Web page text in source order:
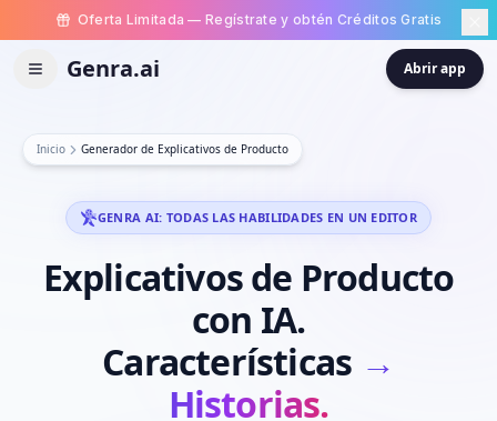
Oferta Limitada — Regístrate y obtén Créditos Gratis
Genra.ai Abrir app
Inicio Generador de Explicativos de Producto
GENRA AI: TODAS LAS HABILIDADES EN UN EDITOR
Explicativosde Producto
con IA.
Características →
Historias.